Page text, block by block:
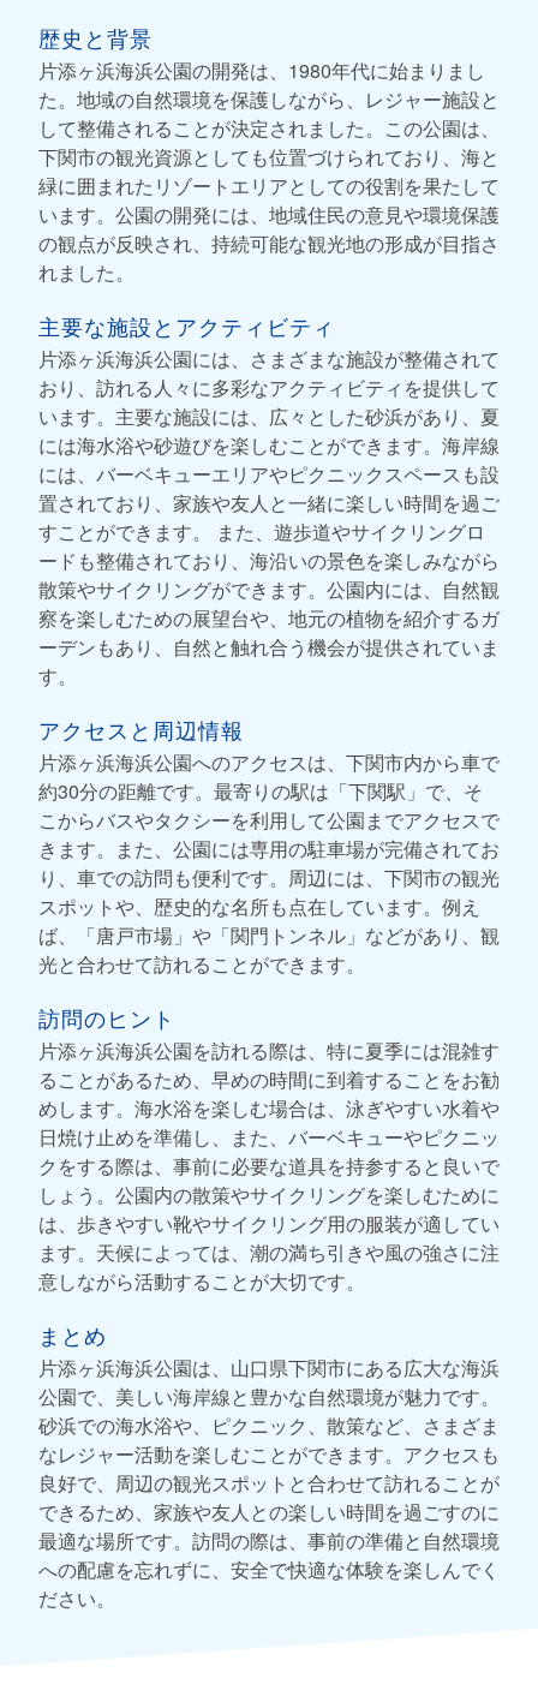
歴史と背景
片添ヶ浜海浜公園の開発は、1980年代に始まりまし
た。地域の自然環境を保護しながら、レジャー施設と
して整備されることが決定されました。この公園は、
下関市の観光資源としても位置づけられており、海と
緑に囲まれたリゾートエリアとしての役割を果たして
います。公園の開発には、地域住民の意見や環境保護
の観点が反映され、持続可能な観光地の形成が目指さ
れました。
主要な施設とアクティビティ
片添ヶ浜海浜公園には、さまざまな施設が整備されて
おり、訪れる人々に多彩なアクティビティを提供して
います。主要な施設には、広々とした砂浜があり、夏
には海水浴や砂遊びを楽しむことができます。海岸線
には、バーベキューエリアやピクニックスペースも設
置されており、家族や友人と一緒に楽しい時間を過ご
すことができます。 また、遊歩道やサイクリングロ
ードも整備されており、海沿いの景色を楽しみながら
散策やサイクリングができます。公園内には、自然観
察を楽しむための展望台や、地元の植物を紹介するガ
ーデンもあり、自然と触れ合う機会が提供されていま
す。
アクセスと周辺情報
片添ヶ浜海浜公園へのアクセスは、下関市内から車で
約30分の距離です。最寄りの駅は「下関駅」で、そ
こからバスやタクシーを利用して公園までアクセスで
きます。また、公園には専用の駐車場が完備されてお
り、車での訪問も便利です。周辺には、下関市の観光
スポットや、歴史的な名所も点在しています。例え
ば、「唐戸市場」や「関門トンネル」などがあり、観
光と合わせて訪れることができます。
訪問のヒント
片添ヶ浜海浜公園を訪れる際は、特に夏季には混雑す
ることがあるため、早めの時間に到着することをお勧
めします。海水浴を楽しむ場合は、泳ぎやすい水着や
日焼け止めを準備し、また、バーベキューやピクニッ
クをする際は、事前に必要な道具を持参すると良いで
しょう。公園内の散策やサイクリングを楽しむために
は、歩きやすい靴やサイクリング用の服装が適してい
ます。天候によっては、潮の満ち引きや風の強さに注
意しながら活動することが大切です。
まとめ
片添ヶ浜海浜公園は、山口県下関市にある広大な海浜
公園で、美しい海岸線と豊かな自然環境が魅力です。
砂浜での海水浴や、ピクニック、散策など、さまざま
なレジャー活動を楽しむことができます。アクセスも
良好で、周辺の観光スポットと合わせて訪れることが
できるため、家族や友人との楽しい時間を過ごすのに
最適な場所です。訪問の際は、事前の準備と自然環境
への配慮を忘れずに、安全で快適な体験を楽しんでく
ださい。